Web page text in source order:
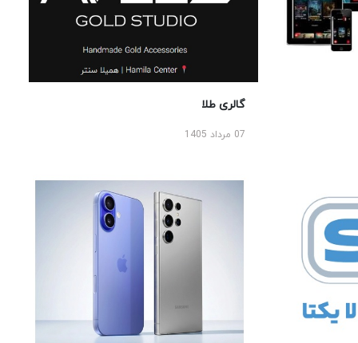
گالری طلا
07 مرداد 1405